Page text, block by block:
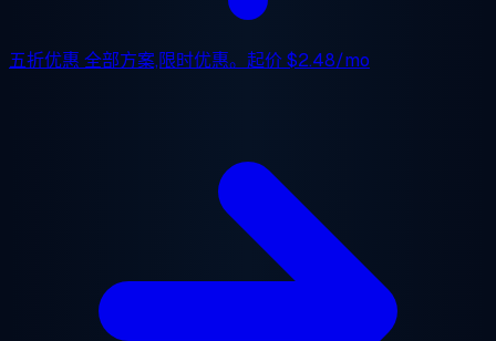
五折优惠 全部方案,限时优惠。起价$2.48/mo